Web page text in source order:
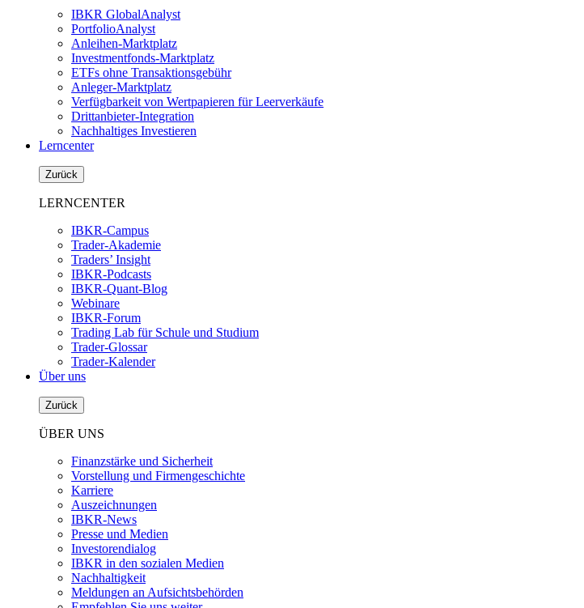
IBKR GlobalAnalyst
PortfolioAnalyst
Anleihen-Marktplatz
Investmentfonds-Marktplatz
ETFs ohne Transaktionsgebühr
Anleger-Marktplatz
Verfügbarkeit von Wertpapieren für Leerverkäufe
Drittanbieter-Integration
Nachhaltiges Investieren
Lerncenter
Zurück
LERNCENTER
IBKR-Campus
Trader-Akademie
Traders’ Insight
IBKR-Podcasts
IBKR-Quant-Blog
Webinare
IBKR-Forum
Trading Lab für Schule und Studium
Trader-Glossar
Trader-Kalender
Über uns
Zurück
ÜBER UNS
Finanzstärke und Sicherheit
Vorstellung und Firmengeschichte
Karriere
Auszeichnungen
IBKR-News
Presse und Medien
Investorendialog
IBKR in den sozialen Medien
Nachhaltigkeit
Meldungen an Aufsichtsbehörden